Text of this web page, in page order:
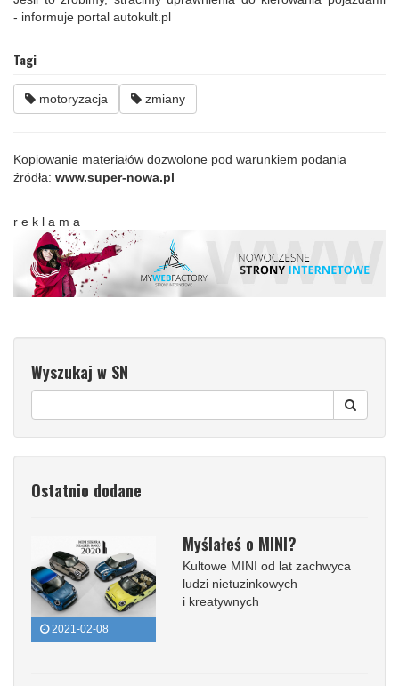
- informuje portal autokult.pl
Tagi
motoryzacja zmiany
Kopiowanie materiałów dozwolone pod warunkiem podania
źródła: www.super-nowa.pl
r e k l a m a
Wyszukaj w SN
Ostatnio dodane
2021-02-08
Myślałeś o MINI?
Kultowe MINI od lat zachwyca
ludzi nietuzinkowych
i kreatywnych